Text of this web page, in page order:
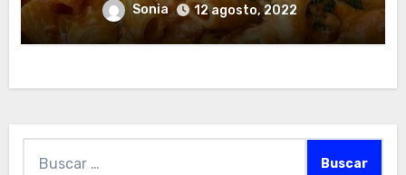
Sonia 12 agosto, 2022